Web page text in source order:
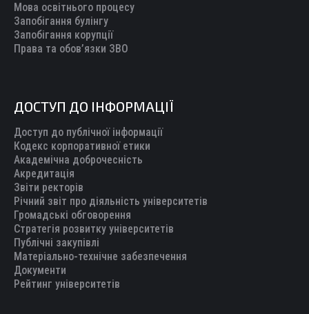
Мова освітнього процесу
Запобігання булінгу
Запобігання корупції
Права та обов’язки ЗВО
ДОСТУП ДО ІНФОРМАЦІЇ
Доступ до публічної інформації
Кодекс корпоративної етики
Академічна доброчесність
Акредитація
Звіти ректорів
Річний звіт про діяльність університетів
Громадські обговорення
Стратегія розвитку університетів
Публічні закупівлі
Матеріально-технічне забезпечення
Документи
Рейтинг університетів